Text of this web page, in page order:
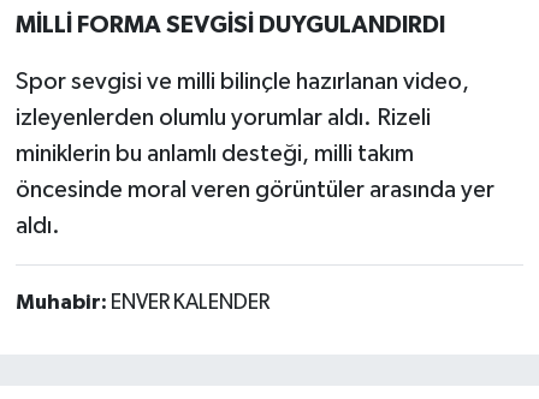
MİLLİ FORMA SEVGİSİ DUYGULANDIRDI
Spor sevgisi ve milli bilinçle hazırlanan video,
izleyenlerden olumlu yorumlar aldı. Rizeli
miniklerin bu anlamlı desteği, milli takım
öncesinde moral veren görüntüler arasında yer
aldı.
Muhabir: ENVER KALENDER